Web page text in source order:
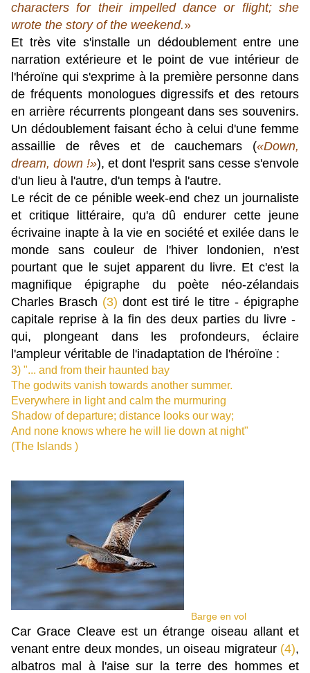
characters for their impelled dance or flight; she
wrote the story of the weekend.»
Et très vite s'installe un dédoublement entre une
narration extérieure et le point de vue intérieur de
l'héroïne qui s'exprime à la première personne dans
de fréquents monologues digressifs et des retours
en arrière récurrents plongeant dans ses souvenirs.
Un dédoublement faisant écho à celui d'une femme
assaillie de rêves et de cauchemars («Down,
dream, down !»), et dont l'esprit sans cesse s'envole
d'un lieu à l'autre, d'un temps à l'autre.
Le récit de ce pénible week-end chez un journaliste
et critique littéraire, qu'a dû endurer cette jeune
écrivaine inapte à la vie en société et exilée dans le
monde sans couleur de l'hiver londonien, n'est
pourtant que le sujet apparent du livre. Et c'est la
magnifique épigraphe du poète néo-zélandais
Charles Brasch (3) dont est tiré le titre - épigraphe
capitale reprise à la fin des deux parties du livre -
qui, plongeant dans les profondeurs, éclaire
l'ampleur véritable de l'inadaptation de l'héroïne :
3) "... and from their haunted bay
The godwits vanish towards another summer.
Everywhere in light and calm the murmuring
Shadow of departure; distance looks our way;
And none knows where he will lie down at night"
(The Islands )
Barge en vol
Car Grace Cleave est un étrange oiseau allant et
venant entre deux mondes, un oiseau migrateur (4),
albatros mal à l'aise sur la terre des hommes et